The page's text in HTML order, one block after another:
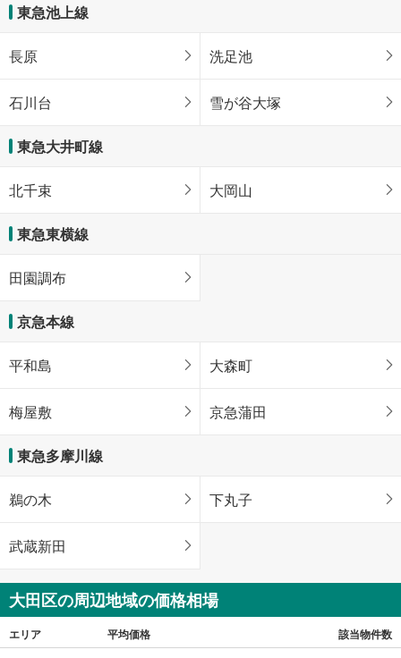
東急池上線
長原 洗足池
石川台 雪が谷大塚
東急大井町線
北千束 大岡山
東急東横線
田園調布
京急本線
平和島 大森町
梅屋敷 京急蒲田
東急多摩川線
鵜の木 下丸子
武蔵新田
大田区の周辺地域の価格相場
エリア 平均価格 該当物件数